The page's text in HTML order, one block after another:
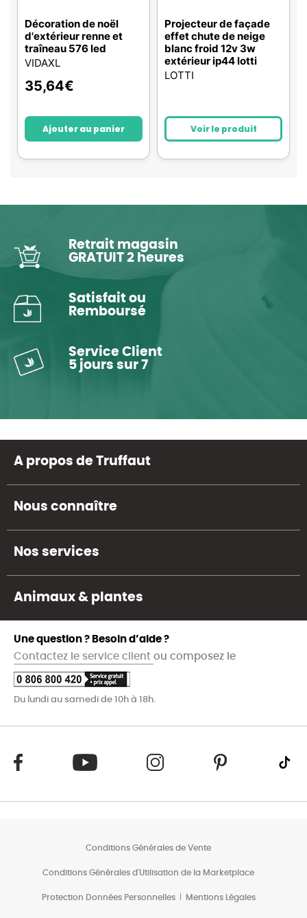
Décoration de noël
d'extérieur renne et
traîneau 576 led
VIDAXL
35,64€
Ajouter au panier
Projecteur de façade
effet chute de neige
blanc froid 12v 3w
extérieur ip44 lotti
LOTTI
Voir le produit
Retrait magasin
GRATUIT 2 heures
Satisfait ou
Remboursé
Service Client
5 jours sur 7
A propos de Truffaut
Nous connaître
Nos services
Animaux & plantes
Une question ? Besoin d’aide ?
Contactez le service client ou composez le
Du lundi au samedi de 10h à 18h.
Conditions Générales de Vente
Conditions Générales d'Utilisation de la Marketplace
Protection Données Personnelles Mentions Légales